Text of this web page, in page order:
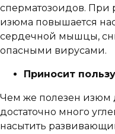
сперматозоидов. При
изюма повышается
сердечной мышцы,
опасными вирусами.
Приносит
Чем же полезен изюм
достаточно много
насытить